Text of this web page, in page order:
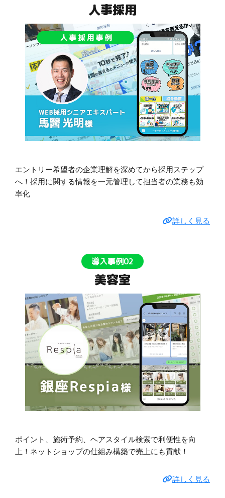
人事採用
エントリー希望者の企業理解を深めてから採用ステップ
へ！採用に関する情報を一元管理して担当者の業務も効
率化
詳しく見る
導入事例02
美容室
ポイント、施術予約、ヘアスタイル検索で利便性を向
上！ネットショップの仕組み構築で売上にも貢献！
詳しく見る